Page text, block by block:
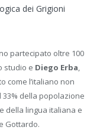
dei Grigioni
partecipato oltre 100
studio e Diego Erba,
come l’italiano non
della popolazione
della lingua italiana e
Gottardo.